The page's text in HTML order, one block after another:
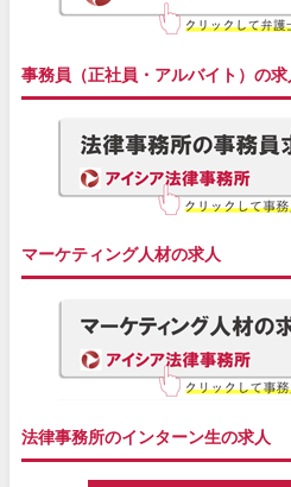
事務員（正社員・アルバイト）の求
マーケティング人材の求人
法律事務所のインターン生の求人